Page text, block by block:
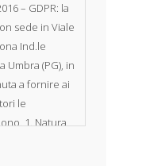
– GDPR: la
sede in Viale
Ind.le
Umbra (PG), in
a fornire ai
le
1. Natura
dati